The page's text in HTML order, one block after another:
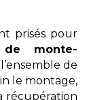
prisés pour
de monte-
de
le montage,
récupération